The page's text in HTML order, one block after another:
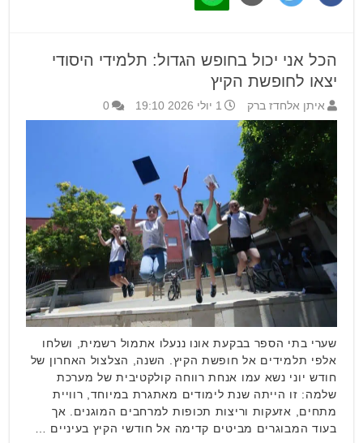
הכל אני יכול בחופש הגדול: תלמידי היסודי
יצאו לחופשת הקיץ
איתן אלחדז ברק 1 יולי 2026 19:10 0
שערי בתי הספר בבקעת אונו ננעלו אתמול רשמית, ושלחו
אלפי תלמידים אל חופשת הקיץ. השנה, הצלצול האחרון של
חודש יוני נשא עמו אנחת רווחה קולקטיבית של מערכת
שלמה: זו הייתה שנת לימודים מאתגרת במיוחד, רוויית
מתחים, אזעקות וריצות תכופות למרחבים המוגנים. אך
בעוד המבוגרים מביטים קדימה אל חודשי הקיץ בעיניים …